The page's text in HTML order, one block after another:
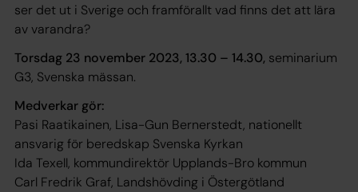
ser det ut i Sverige och framförallt vad finns det att lära
av varandra?
Torsdag 23 november 2023, 13.30 – 14.30, seminarium
G3, Svenska mässan.
Medverkar gör:
Pasi Raatikainen, Lisa-Gun Bernerstedt, nationellt
ansvarig för beredskap Svenska Kyrkan
Ida Texell, kommundirektör Upplands-Bro kommun
Carl Fredrik Graf, Landshövding i Östergötland